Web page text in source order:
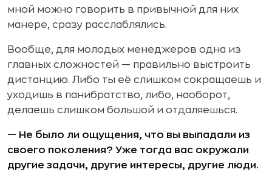
мной можно говорить в привычной для них
манере, сразу расслаблялись.
Вообще, для молодых менеджеров одна из
главных сложностей — правильно выстроить
дистанцию. Либо ты её слишком сокращаешь и
уходишь в панибратство, либо, наоборот,
делаешь слишком большой и отдаляешься.
— Не было ли ощущения, что вы выпадали из
своего поколения? Уже тогда вас окружали
другие задачи, другие интересы, другие люди.